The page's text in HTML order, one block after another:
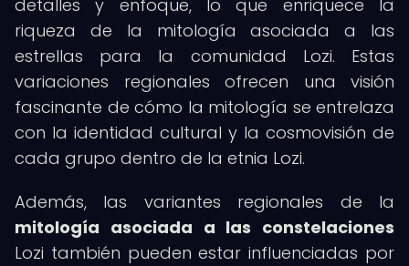
detalles y enfoque, lo que enriquece la
riqueza de la mitología asociada a las
estrellas para la comunidad Lozi. Estas
variaciones regionales ofrecen una visión
fascinante de cómo la mitología se entrelaza
con la identidad cultural y la cosmovisión de
cada grupo dentro de la etnia Lozi.
Además, las variantes regionales de la
mitología asociada a las constelaciones
Lozi también pueden estar influenciadas por